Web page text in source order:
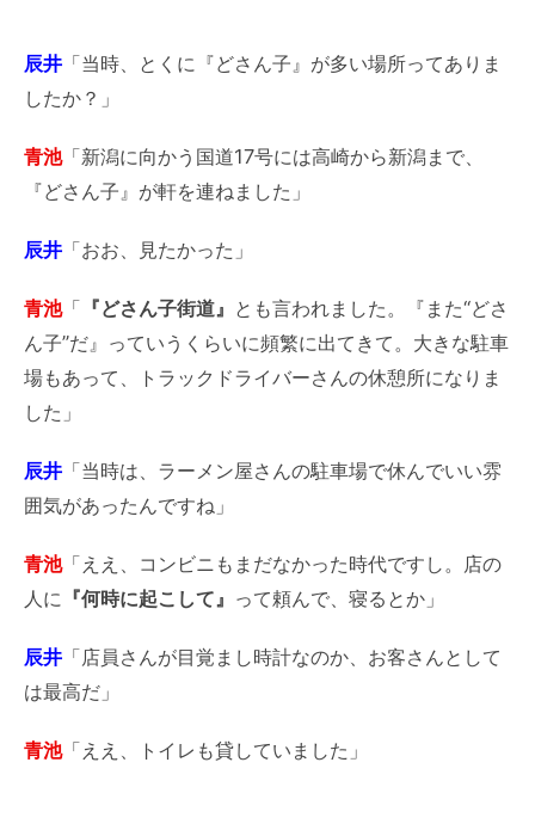
辰井 「当時、とくに『どさん子』が多い場所ってありま
したか？」
青池「新潟に向かう国道17号には高崎から新潟まで、
『どさん子』が軒を連ねました」
辰井 「おお、見たかった」
青池「 『どさん子街道』 とも言われました。『また“どさ
ん子”だ』っていうくらいに頻繁に出てきて。大きな駐車
場もあって、トラックドライバーさんの休憩所になりま
した」
辰井 「当時は、ラーメン屋さんの駐車場で休んでいい雰
囲気があったんですね」
青池「ええ、コンビニもまだなかった時代ですし。店の
人に 『何時に起こして』 って頼んで、寝るとか」
辰井 「店員さんが目覚まし時計なのか、お客さんとして
は最高だ」
青池「ええ、トイレも貸していました」